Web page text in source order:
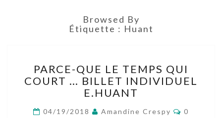
Browsed By
Étiquette : Huant
QUE
LE
TEMPS
COURT
PARCE-QUE LE TEMPS QUI
COURT … BILLET INDIVIDUEL
E.HUANT
04/19/2018 Amandine Crespy
0